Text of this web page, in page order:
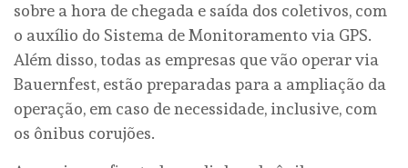
sobre a hora de chegada e saída dos coletivos, com
o auxílio do Sistema de Monitoramento via GPS.
Além disso, todas as empresas que vão operar via
Bauernfest, estão preparadas para a ampliação da
operação, em caso de necessidade, inclusive, com
os ônibus corujões.